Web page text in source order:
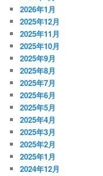
2026年1月
2025年12月
2025年11月
2025年10月
2025年9月
2025年8月
2025年7月
2025年6月
2025年5月
2025年4月
2025年3月
2025年2月
2025年1月
2024年12月